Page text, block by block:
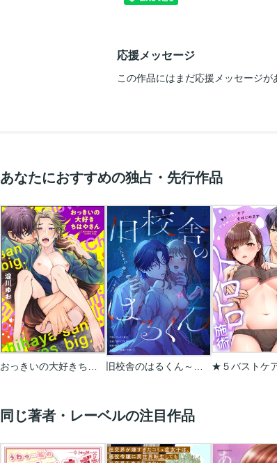
応援メッセージ
この作品にはまだ応援メッセージ
あなたにおすすめの独占・先行作品
おっきいの大好きちはやさん(分冊版) 旧校舎のはるくん～二人きりの鬼ごっこ、しよう？
同じ著者・レーベルの注目作品